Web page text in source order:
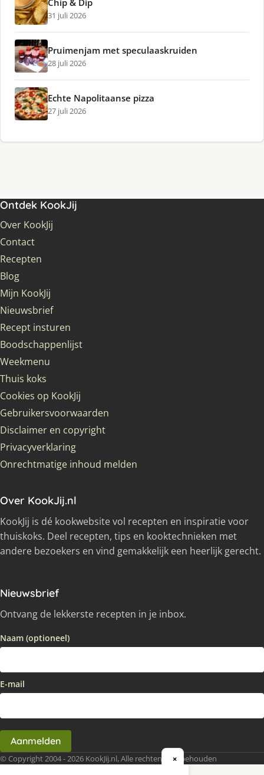
Chip & Dip
31 juli 2026
Pruimenjam met speculaaskruiden
28 juli 2026
Echte Napolitaanse pizza
27 juli 2026
Ontdek KookJij
Over KookJij
Contact
Recepten
Blog
Mijn KookJij
Nieuwsbrief
Recept insturen
Boodschappenlijst
Weekmenu
Thuis koks
Cookies op KookJij
Gebruikersvoorwaarden
Disclaimer en copyright
Privacyverklaring
Onrechtmatige inhoud melden
Over KookJij.nl
KookJij is dé kookwebsite vol recepten en inspiratie voor
thuiskoks. Deel recepten, tips en kooktechnieken met
andere bezoekers en vind gemakkelijk een heerlijk gerecht.
Nieuwsbrief
Ontvang de lekkerste recepten in je inbox.
Naam (optioneel)
E-mail
Aanmelden
© Copyright 2004 - 2026 KookJij.nl, Alle rechten voorbehouden
×